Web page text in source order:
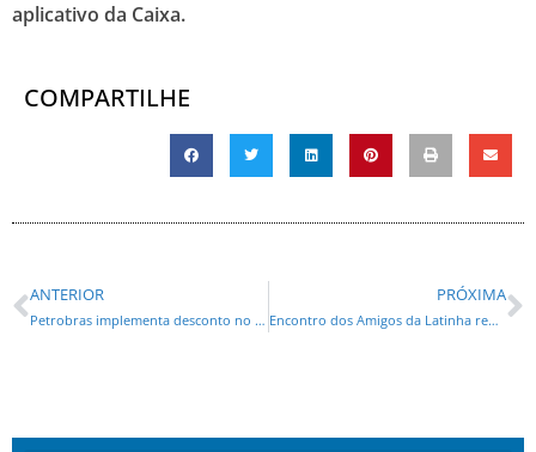
aplicativo da Caixa.
COMPARTILHE
ANTERIOR
Petrobras implementa desconto no diesel a partir de segunda-feira
PRÓXIMA
Encontro dos Amigos da Latinha reúne comunicadores, empresários e lideranças em Apucarana